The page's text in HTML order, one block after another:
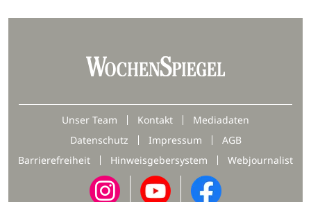
Unser Team Kontakt
Mediadaten
Datenschutz
Impressum
AGB
Barrierefreiheit
Hinweisgebersystem Webjournalist